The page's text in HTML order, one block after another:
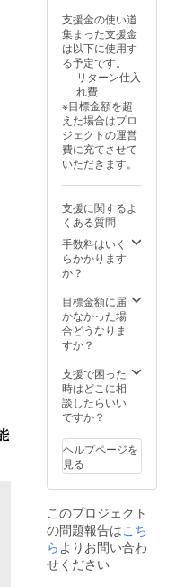
再配達をご
依頼くださ
い。
お受け取り
いただけず
弊社倉庫に
返送された
場合、再送
手数料およ
び送料（合
計1,500円・
税込）をご
負担いただ
きます。
●ご住所の誤
入力につい
て<
ご支援時に
ご登録いた
だいたご住
所に誤りが
あり返送さ
れた場合
も、再送費
用をご負担
いただきま
す。入力内
容にお間違
削減を
してお
り出荷
連絡は
致しま
メッ
セージ
をご覧
くださ
い。
支援金の使い道
集まった支援金
は以下に使用す
る予定です。
リターン仕入
れ費
※目標金額を超
えた場合はプロ
ジェクトの運営
費に充てさせて
いただきます。
支援に関するよ
くある質問
手数料はいく
らかかります
か？
目標金額に届
かなかった場
合どうなりま
すか？
支援で困った
時はどこに相
談したらいい
ですか？
ヘルプページを
見る
このプロジェクト
の問題報告はこち
ら よりお問い合わ
せください